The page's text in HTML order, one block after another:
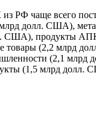
РФ чаще всего
долл. США),
США), продукты
товары (2,2 млрд
(2,1 млрд
(1,5 млрд долл.